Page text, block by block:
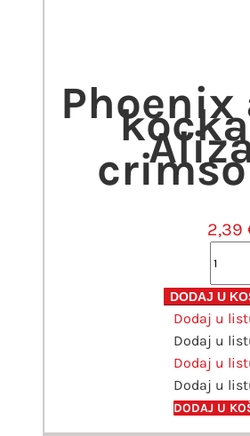
2,39
kocka
303
hue
DODAJ U
Dodaj u
Dodaj u
Dodaj u
Dodaj u
DODAJ U